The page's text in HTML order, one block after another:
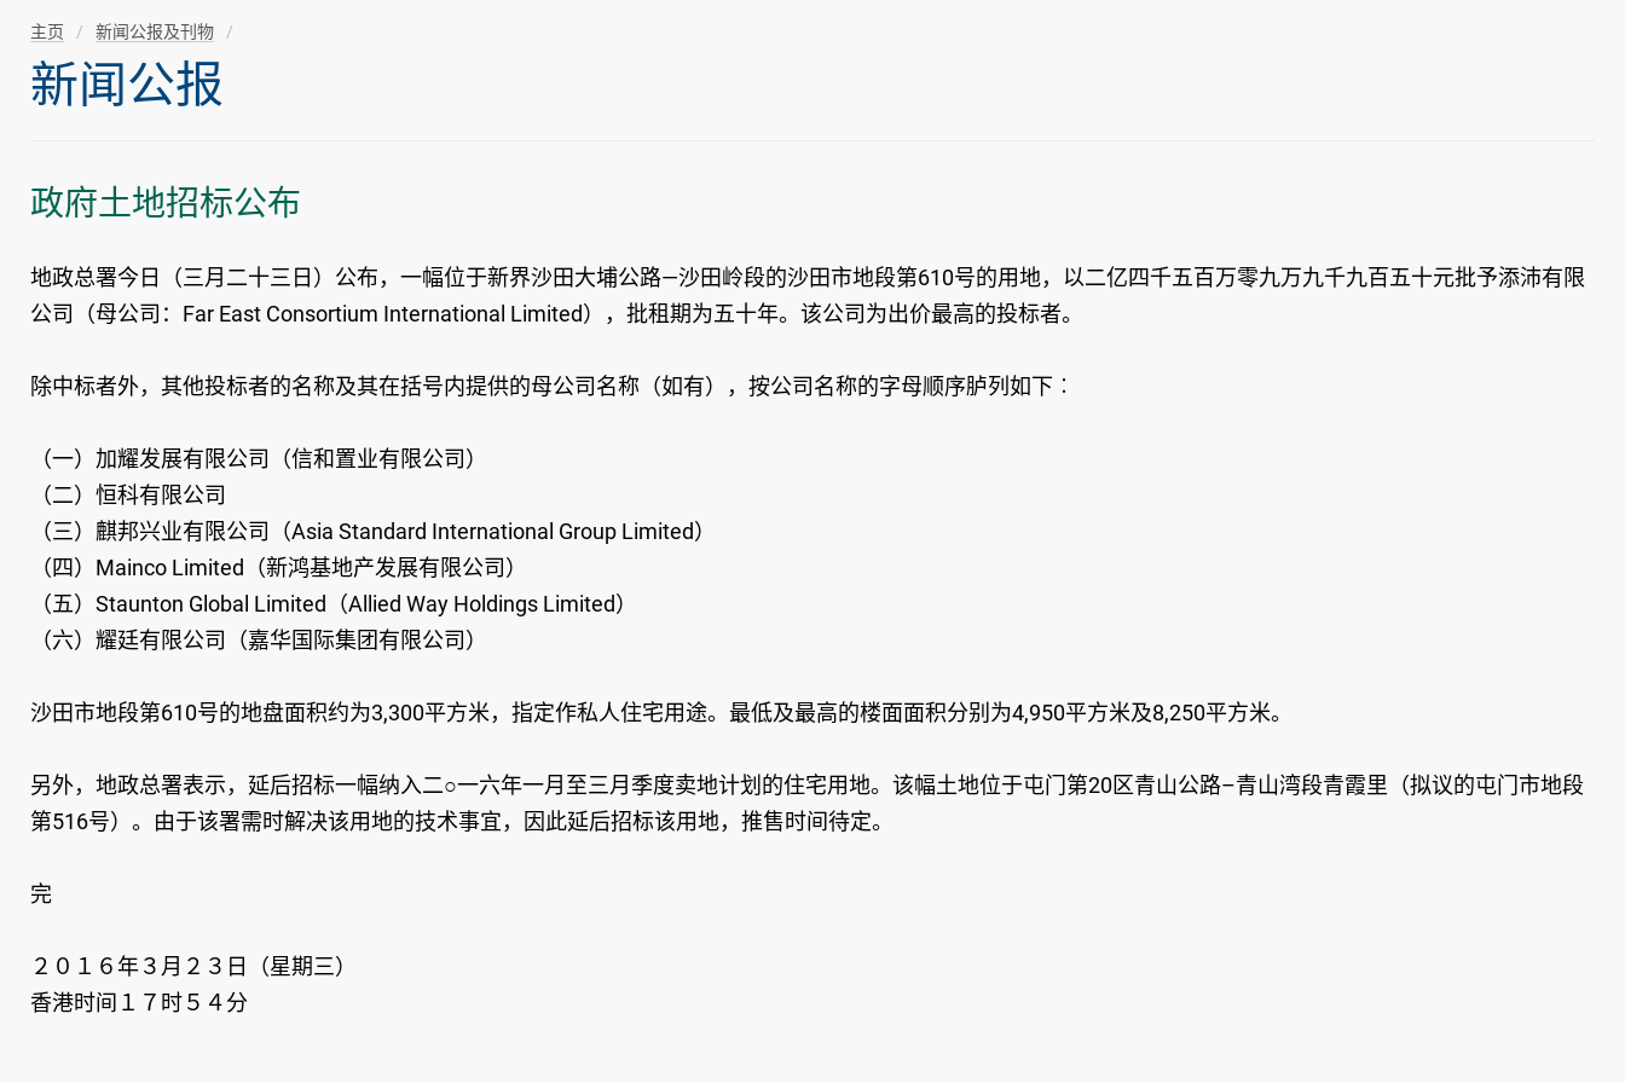
主页 新闻公报及刊物
新闻公报
政府土地招标公布
地政总署今日（三月二十三日）公布，一幅位于新界沙田大埔公路—沙田岭段的沙田市地段第610号的用地，以二亿四千五百万零九万九千九百五十元批予添沛有限
公司（母公司：Far East Consortium International Limited），批租期为五十年。该公司为出价最高的投标者。
除中标者外，其他投标者的名称及其在括号内提供的母公司名称（如有），按公司名称的字母顺序胪列如下︰
（一）加耀发展有限公司（信和置业有限公司）
（二）恒科有限公司
（三）麒邦兴业有限公司（Asia Standard International Group Limited）
（四）Mainco Limited（新鸿基地产发展有限公司）
（五）Staunton Global Limited（Allied Way Holdings Limited）
（六）耀廷有限公司（嘉华国际集团有限公司）
沙田市地段第610号的地盘面积约为3,300平方米，指定作私人住宅用途。最低及最高的楼面面积分别为4,950平方米及8,250平方米。
另外，地政总署表示，延后招标一幅纳入二○一六年一月至三月季度卖地计划的住宅用地。该幅土地位于屯门第20区青山公路–青山湾段青霞里（拟议的屯门市地段
第516号）。由于该署需时解决该用地的技术事宜，因此延后招标该用地，推售时间待定。
完
２０１６年３月２３日（星期三）
香港时间１７时５４分